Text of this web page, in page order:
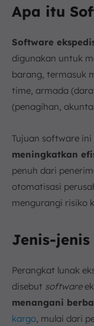
Apa itu
Software
digunakan untuk
barang, termasuk
time, armada
(penagihan,
Tujuan software ini
meningkatkan
penuh dari
otomatisasi
mengurangi risiko
Jenis-jenis
Perangkat lunak
disebut software
menangani
kargo, mulai dari